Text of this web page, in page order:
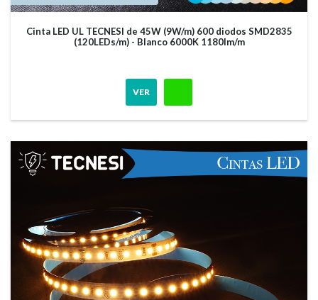
Cinta LED UL TECNESI de 45W (9W/m) 600 diodos SMD2835
(120LEDs/m) - Blanco 6000K 1180lm/m
VER